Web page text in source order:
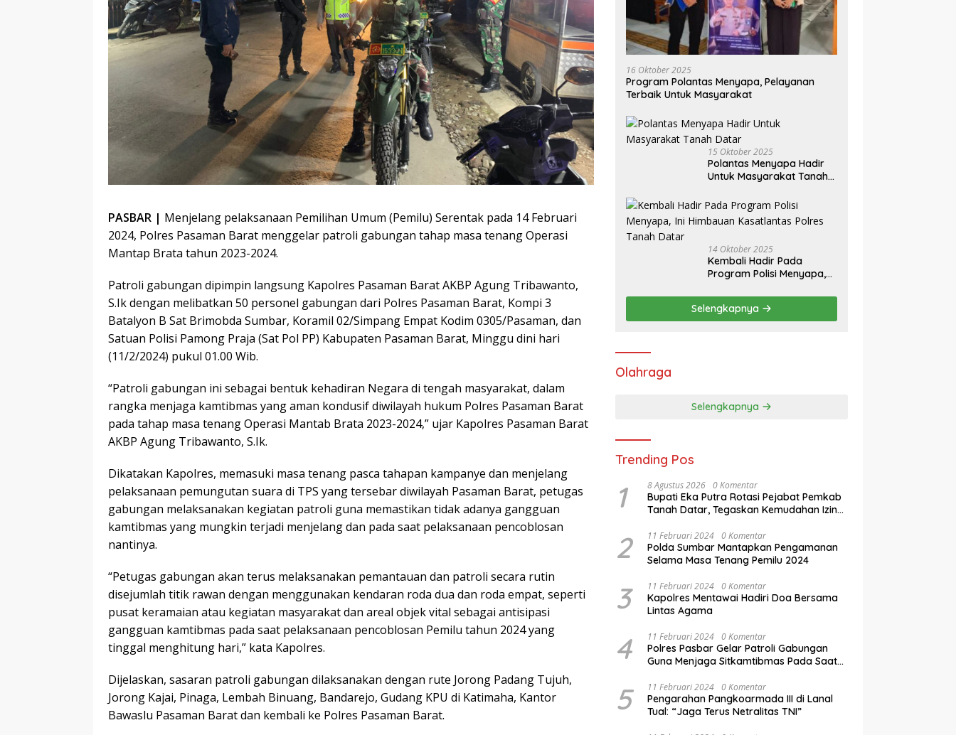
PASBAR | Menjelang pelaksanaan Pemilihan Umum (Pemilu) Serentak pada 14 Februari
2024, Polres Pasaman Barat menggelar patroli gabungan tahap masa tenang Operasi
Mantap Brata tahun 2023-2024.
Patroli gabungan dipimpin langsung Kapolres Pasaman Barat AKBP Agung Tribawanto,
S.Ik dengan melibatkan 50 personel gabungan dari Polres Pasaman Barat, Kompi 3
Batalyon B Sat Brimobda Sumbar, Koramil 02/Simpang Empat Kodim 0305/Pasaman, dan
Satuan Polisi Pamong Praja (Sat Pol PP) Kabupaten Pasaman Barat, Minggu dini hari
(11/2/2024) pukul 01.00 Wib.
“Patroli gabungan ini sebagai bentuk kehadiran Negara di tengah masyarakat, dalam
rangka menjaga kamtibmas yang aman kondusif diwilayah hukum Polres Pasaman Barat
pada tahap masa tenang Operasi Mantab Brata 2023-2024,” ujar Kapolres Pasaman Barat
AKBP Agung Tribawanto, S.Ik.
Dikatakan Kapolres, memasuki masa tenang pasca tahapan kampanye dan menjelang
pelaksanaan pemungutan suara di TPS yang tersebar diwilayah Pasaman Barat, petugas
gabungan melaksanakan kegiatan patroli guna memastikan tidak adanya gangguan
kamtibmas yang mungkin terjadi menjelang dan pada saat pelaksanaan pencoblosan
nantinya.
“Petugas gabungan akan terus melaksanakan pemantauan dan patroli secara rutin
disejumlah titik rawan dengan menggunakan kendaran roda dua dan roda empat, seperti
pusat keramaian atau kegiatan masyarakat dan areal objek vital sebagai antisipasi
gangguan kamtibmas pada saat pelaksanaan pencoblosan Pemilu tahun 2024 yang
tinggal menghitung hari,” kata Kapolres.
Dijelaskan, sasaran patroli gabungan dilaksanakan dengan rute Jorong Padang Tujuh,
Jorong Kajai, Pinaga, Lembah Binuang, Bandarejo, Gudang KPU di Katimaha, Kantor
Bawaslu Pasaman Barat dan kembali ke Polres Pasaman Barat.
16 Oktober 2025
Program Polantas Menyapa, Pelayanan
Terbaik Untuk Masyarakat
15 Oktober 2025
Polantas Menyapa Hadir
Untuk Masyarakat Tanah
14 Oktober 2025
Kembali Hadir Pada
Program Polisi Menyapa,
Polres Tanah Datar
Selengkapnya
Olahraga
Selengkapnya
Trending Pos
1 8 Agustus 2026 0 Komentar
Bupati Eka Putra Rotasi Pejabat Pemkab
Tanah Datar, Tegaskan Kemudahan Izin
2 11 Februari 2024 0 Komentar
Polda Sumbar Mantapkan Pengamanan
Selama Masa Tenang Pemilu 2024
3 11 Februari 2024 0 Komentar
Kapolres Mentawai Hadiri Doa Bersama
Lintas Agama
4 11 Februari 2024 0 Komentar
Polres Pasbar Gelar Patroli Gabungan
Guna Menjaga Sitkamtibmas Pada Saat
5 11 Februari 2024 0 Komentar
Pengarahan Pangkoarmada III di Lanal
Tual: “Jaga Terus Netralitas TNI”